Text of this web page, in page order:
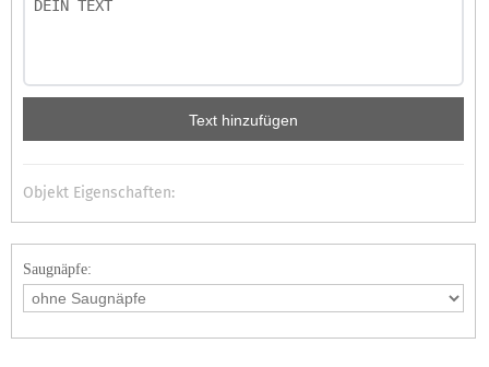
Text hinzufügen
Objekt Eigenschaften:
Saugnäpfe: